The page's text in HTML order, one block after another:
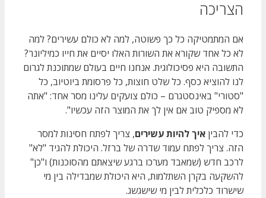
הצריכה
אם המתמטיקה כל כך פשוטה, למה לא כולם עשירים? למה
לא כל אחד שקורא את השורות האלו יסיים את חייו כמיליונר?
התשובה היא פסיכולוגית. אנחנו חיים בעולם שמתוכנת לגרום
לנו להוציא כסף. כל שלט חוצות, כל פרסומת ביוטיוב, כל
"סטורי" באינסטגרם – כולם צועקים עלינו מסר אחד: "אתה
לא מספיק טוב אם אין לך את המוצר הזה עכשיו".
כדי להבין איך להיות עשירים, צריך לפתח חסינות למסר
הזה. צריך לפתח עמוד שדרה של ברזל. היכולת להגיד "לא"
לרכב חדש (שמאבד מערכו ברגע שיצאתם מהסוכנות) ו"כן"
להשקעה בקרן השתלמות, היא היכולת שמבדילה בין מי
שישרוד כלכלית לבין מי שישגשג.